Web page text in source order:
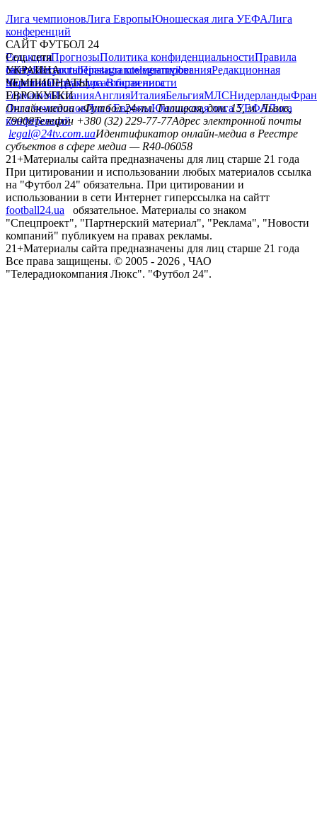
Лига чемпионовЛига ЕвропыЮношеская лига УЕФАЛига
конференций
САЙТ ФУТБОЛ 24
РедакцияПрогнозыПолитика конфиденциальностиПравила
сайтуКонтактыПравила комментированияРедакционная
политикаСтруктура собственности
Соц. сети
facebookxyoutubeinstagramtelegramviber
УКРАИНА
УкраинаПервая лигаВторая лига
ЧЕМПИОНАТЫ
ГерманияИспанияАнглияИталияБельгияМЛСНидерланды
ЕВРОКУБКИ
Лига чемпионовЛига ЕвропыЮношеская лига УЕФАЛига
конференций
Онлайн-медиа «Футбол 24»пл. Галицкая, дом. 15, м. Львов,
79008Телефон +380 (32) 229-77-77Адрес электронной почты
legal@24tv.com.uaИдентификатор онлайн-медиа в Реестре
субъектов в сфере медиа — R40-06058
21+Материалы сайта предназначены для лиц старше 21 года
При цитировании и использовании любых материалов ссылка
на "Футбол 24" обязательна. При цитировании и
использовании в сети Интернет гиперссылка на сайтт
football24.ua
обязательное. Материалы со знаком
"Спецпроект", "Партнерский материал", "Реклама", "Новости
компаний" публикуем на правах рекламы.
21+Материалы сайта предназначены для лиц старше 21 года
Все права защищены. © 2005 - 2026 , ЧАО
"Телерадиокомпания Люкс". "Футбол 24".